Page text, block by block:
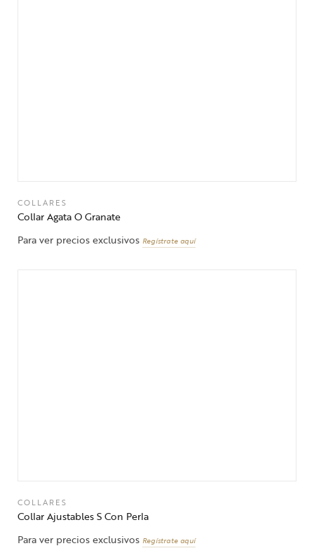
COLLARES
Collar Agata O Granate
Para ver precios exclusivos Regístrate aquí
COLLARES
Collar Ajustables S Con Perla
Para ver precios exclusivos Regístrate aquí